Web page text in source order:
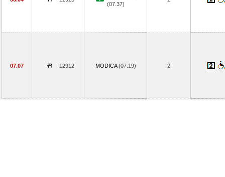
(07.37)
07.07 12912 MODICA(07.19) 2